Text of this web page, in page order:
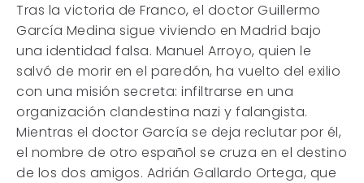
Tras la victoria de Franco, el doctor Guillermo
García Medina sigue viviendo en Madrid bajo
una identidad falsa. Manuel Arroyo, quien le
salvó de morir en el paredón, ha vuelto del exilio
con una misión secreta: infiltrarse en una
organización clandestina nazi y falangista.
Mientras el doctor García se deja reclutar por él,
el nombre de otro español se cruza en el destino
de los dos amigos. Adrián Gallardo Ortega, que